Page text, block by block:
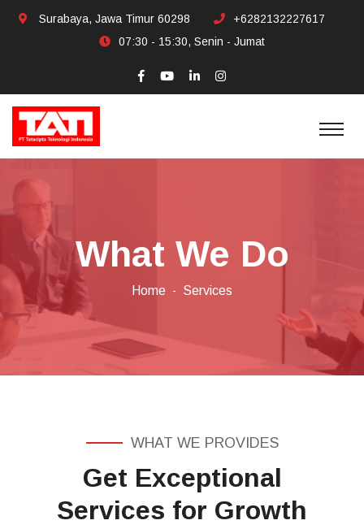
Surabaya, Jawa Timur 60298
+6282132227617
07:30 - 15:30, Senin - Jumat
What We Do
Home Services
WHAT WE PROVIDES
Get Exceptional
Services for Growth